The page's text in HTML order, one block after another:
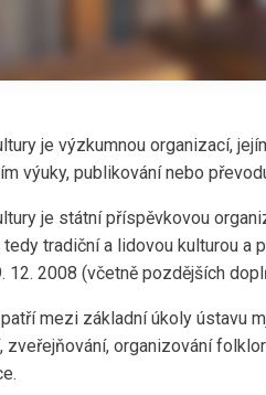
je výzkumnou organizací,
výuky, publikování nebo
je státní příspěvkovou
tradiční a lidovou kulturou a
2008 (včetně pozdějších
mezi základní úkoly ústavu
zveřejňování, organizování